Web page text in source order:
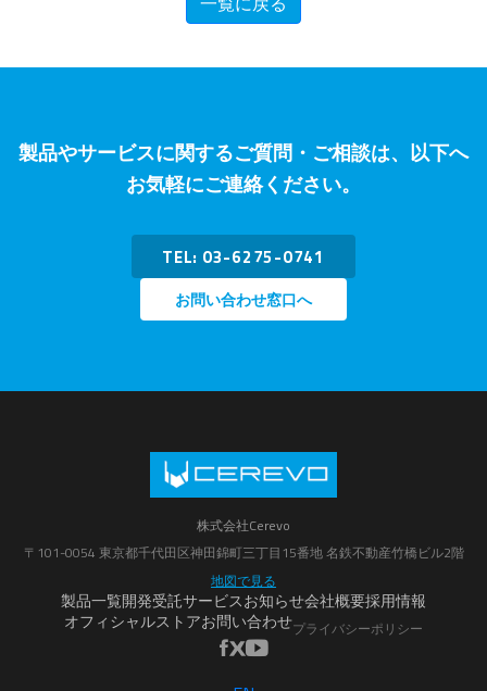
製品やサービスに関するご質問・ご相談は、以下へ
お気軽にご連絡ください。
TEL: 03-6275-0741
お問い合わせ窓口へ
株式会社Cerevo
〒101-0054 東京都千代田区神田錦町三丁目15番地 名鉄不動産竹橋ビル2階
地図で見る
製品一覧開発受託サービスお知らせ会社概要採用情報
オフィシャルストアお問い合わせプライバシーポリシー